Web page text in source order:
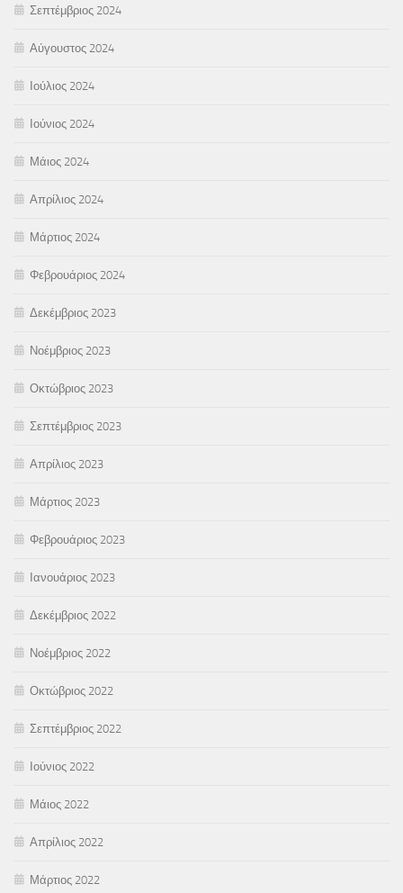
Σεπτέμβριος 2024
Αύγουστος 2024
Ιούλιος 2024
Ιούνιος 2024
Μάιος 2024
Απρίλιος 2024
Μάρτιος 2024
Φεβρουάριος 2024
Δεκέμβριος 2023
Νοέμβριος 2023
Οκτώβριος 2023
Σεπτέμβριος 2023
Απρίλιος 2023
Μάρτιος 2023
Φεβρουάριος 2023
Ιανουάριος 2023
Δεκέμβριος 2022
Νοέμβριος 2022
Οκτώβριος 2022
Σεπτέμβριος 2022
Ιούνιος 2022
Μάιος 2022
Απρίλιος 2022
Μάρτιος 2022